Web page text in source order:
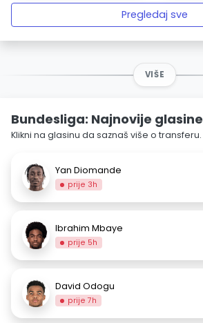
Pregledaj sve
VIŠE
Bundesliga: Najnovije glasine
Klikni na glasinu da saznaš više o transferu.
Yan Diomande
prije 3h
Ibrahim Mbaye
prije 5h
David Odogu
prije 7h